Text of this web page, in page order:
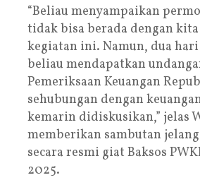
“Beliau menyampaikan
tidak bisa berada dengan
kegiatan ini. Namun, dua
beliau mendapatkan
Pemeriksaan Keuangan
sehubungan dengan
kemarin didiskusikan,” jelas
memberikan sambutan
secara resmi giat Baksos
2025.